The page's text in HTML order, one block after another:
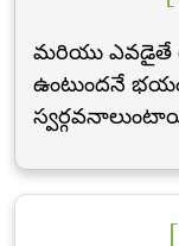
మరియు ఎవడైతే
ఉంటుందనే